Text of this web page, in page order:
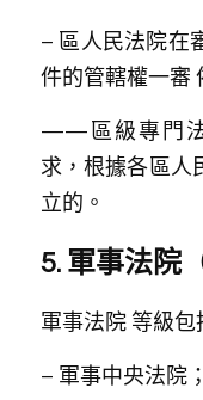
– 區人民法院在
件的管轄權一審
——區級專門法
求，根據各區人
立的。
5. 軍事法院
軍事法院 等級包
– 軍事中央法院；